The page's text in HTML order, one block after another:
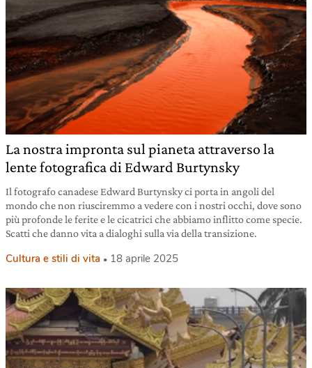
La nostra impronta sul pianeta attraverso la
lente fotografica di Edward Burtynsky
Il fotografo canadese Edward Burtynsky ci porta in angoli del
mondo che non riusciremmo a vedere con i nostri occhi, dove sono
più profonde le ferite e le cicatrici che abbiamo inflitto come specie.
Scatti che danno vita a dialoghi sulla via della transizione.
Cultura e stili di vita 18 aprile 2025